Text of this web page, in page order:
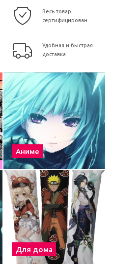
Весь товар
сертифицирован
Удобная и быстрая
доставка
Аниме
Для дома